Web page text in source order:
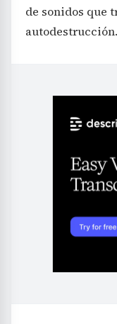
de sonidos que
autodestrucción.